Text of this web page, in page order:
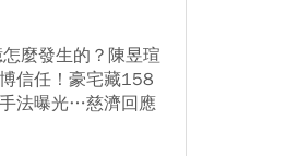
麼發生的？陳昱瑄
信任！豪宅藏158
法曝光…慈濟回應